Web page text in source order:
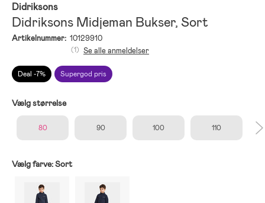
Didriksons
Didriksons Midjeman Bukser, Sort
Artikelnummer: 10129910
Deal -7% Supergod pris
(1) Se alle anmeldelser
Vælg størrelse
80 90 100 110
Vælg farve:Sort